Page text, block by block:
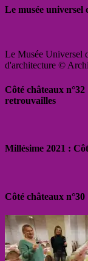
Le musée universel
Le Musée Universel
d'architecture ©
Côté châteaux
retrouvailles
Millésime 2021 :
Côté châteaux